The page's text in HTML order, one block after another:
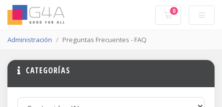
0
Carro de
Administración Preguntas Frecuentes - FAQ
CATEGORÍAS